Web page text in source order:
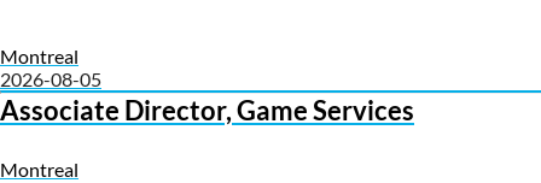
Montreal
2026-08-05
Associate Director, Game Services
Montreal